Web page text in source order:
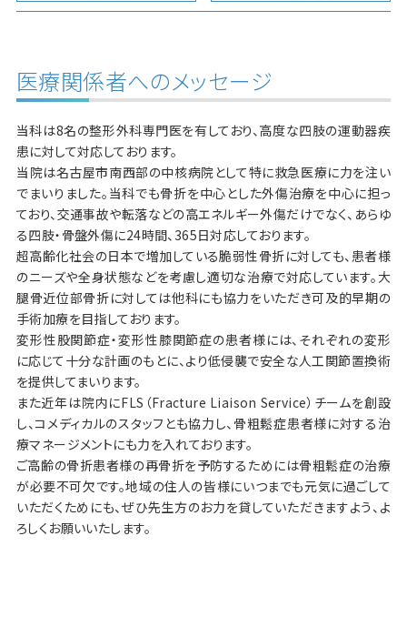
医療関係者へのメッセージ
当科は8名の整形外科専門医を有しており、高度な四肢の運動器疾
患に対して対応しております。
当院は名古屋市南西部の中核病院として特に救急医療に力を注い
でまいりました。当科でも骨折を中心とした外傷治療を中心に担っ
ており、交通事故や転落などの高エネルギー外傷だけでなく、あらゆ
る四肢・骨盤外傷に24時間、365日対応しております。
超高齢化社会の日本で増加している脆弱性骨折に対しても、患者様
のニーズや全身状態などを考慮し適切な治療で対応しています。大
腿骨近位部骨折に対しては他科にも協力をいただき可及的早期の
手術加療を目指しております。
変形性股関節症・変形性膝関節症の患者様には、それぞれの変形
に応じて十分な計画のもとに、より低侵襲で安全な人工関節置換術
を提供してまいります。
また近年は院内にFLS（Fracture Liaison Service）チームを創設
し、コメディカルのスタッフとも協力し、骨粗鬆症患者様に対する治
療マネージメントにも力を入れております。
ご高齢の骨折患者様の再骨折を予防するためには骨粗鬆症の治療
が必要不可欠です。地域の住人の皆様にいつまでも元気に過ごして
いただくためにも、ぜひ先生方のお力を貸していただきますよう、よ
ろしくお願いいたします。